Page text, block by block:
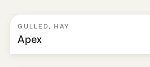
GULLED, HAY
Apex